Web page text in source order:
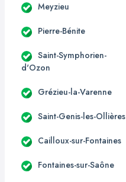
Meyzieu
Pierre-Bénite
Saint-Symphorien-
d'Ozon
Grézieu-la-Varenne
Saint-Genis-les-Ollières
Cailloux-sur-Fontaines
Fontaines-sur-Saône